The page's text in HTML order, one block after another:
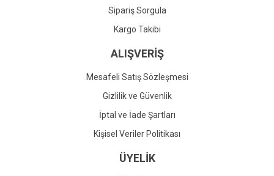
Gönder
Sipariş Sorgula
Kargo Takibi
ALIŞVERİŞ
Mesafeli Satış Sözleşmesi
Gizlilik ve Güvenlik
İptal ve İade Şartları
Kişisel Veriler Politikası
ÜYELİK